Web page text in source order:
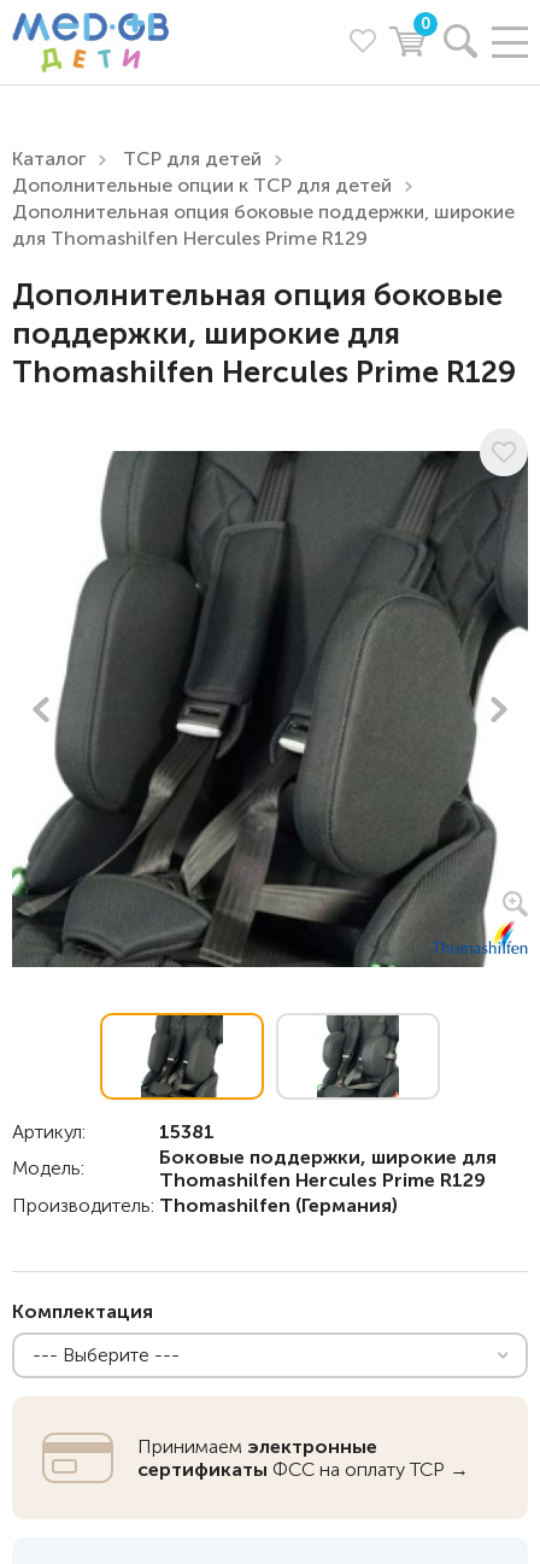
0
Каталог
ТСР для детей
Дополнительные опции к ТСР для детей
Дополнительная опция боковые поддержки, широкие
для Thomashilfen Hercules Prime R129
Дополнительная опция боковые
поддержки, широкие для
Thomashilfen Hercules Prime R129
Артикул:
15381
Модель:
Боковые поддержки, широкие для
Thomashilfen Hercules Prime R129
Производитель: Thomashilfen (Германия)
Комплектация
--- Выберите ---
Принимаем электронные
сертификаты ФСС на оплату ТСР →